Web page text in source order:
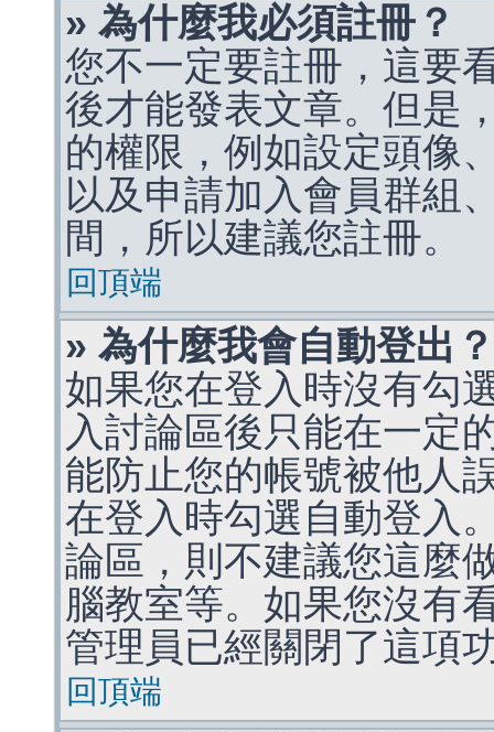
» 為什麼我必須註冊？
您不一定要註冊，這要
後才能發表文章。但是
的權限，例如設定頭像
以及申請加入會員群組
間，所以建議您註冊。
回頂端
» 為什麼我會自動登出？
如果您在登入時沒有勾
入討論區後只能在一定
能防止您的帳號被他人
在登入時勾選自動登入
論區，則不建議您這麼
腦教室等。如果您沒有
管理員已經關閉了這項
回頂端